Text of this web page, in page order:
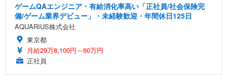
ゲームQAエンジニア・有給消化率高い「正社員/社会保険完
備/ゲーム業界デビュー」・未経験歓迎・年間休日125日
AQUARIUS株式会社
東京都
月給29万8,100円～60万円
正社員